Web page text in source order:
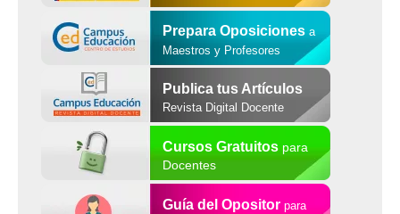
Prepara Oposiciones a
Maestros y Profesores
Publica tus Artículos
Revista Digital Docente
Cursos Gratuitospara
Docentes
Guía del Opositor para